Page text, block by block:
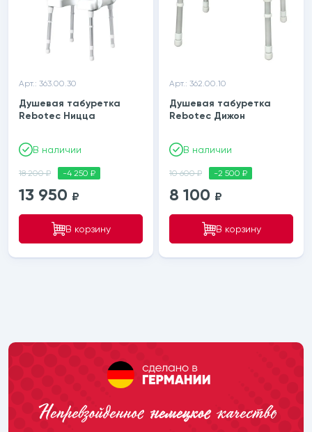
Арт.: 363.00.30
Душевая табуретка
Rebotec Ницца
В наличии
18 200 ₽ -4 250 ₽
13 950 ₽
В корзину
Арт.: 362.00.10
Душевая табуретка
Rebotec Дижон
В наличии
10 600 ₽ -2 500 ₽
8 100 ₽
В корзину